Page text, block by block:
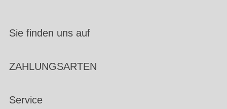
Sie finden uns auf
ZAHLUNGSARTEN
Service